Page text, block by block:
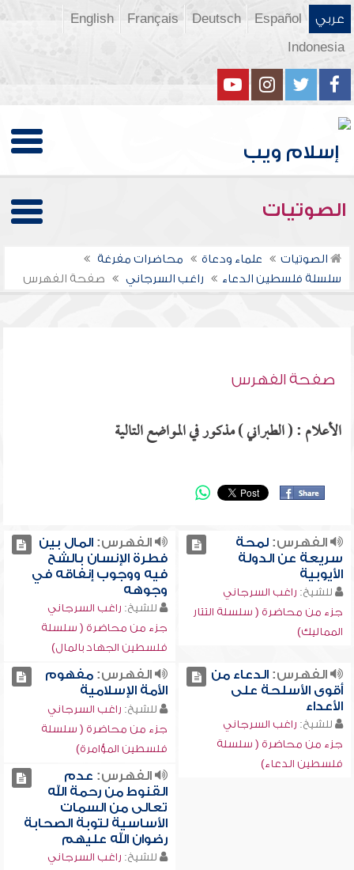
عربي Español
Deutsch
Français
English
Indonesia
الصوتيات
الصوتيات علماء ودعاة
محاضرات مفرغة
سلسلة فلسطين الدعاء
راغب السرجاني صفحة الفهرس
صفحة الفهرس
الأعلام : ( الطبراني ) مذكور في المواضع التالية
الفهرس:لمحة
سريعة عن الدولة
الأيوبية
للشيخ: راغب السرجاني
جزء من محاضرة ( سلسلة التتار
المماليك)
الفهرس:المال بين
فطرة الإنسان بالشح
فيه ووجوب إنفاقه في
وجوهه
للشيخ: راغب السرجاني
جزء من محاضرة ( سلسلة
فلسطين الجهاد بالمال)
الفهرس:الدعاء من
أقوى الأسلحة على
الأعداء
للشيخ: راغب السرجاني
جزء من محاضرة ( سلسلة
فلسطين الدعاء)
الفهرس:مفهوم
الأمة الإسلامية
للشيخ: راغب السرجاني
جزء من محاضرة ( سلسلة
فلسطين المؤامرة)
الفهرس: عدم
القنوط من رحمة الله
تعالى من السمات
الأساسية لتوبة الصحابة
رضوان الله عليهم
للشيخ: راغب السرجاني